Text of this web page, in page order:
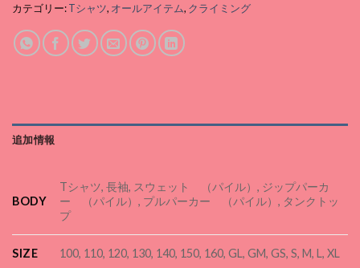
カテゴリー:Tシャツ, オールアイテム, クライミング
追加情報
BODY
Tシャツ, 長袖, スウェット （パイル）, ジップパーカ
ー （パイル）, プルパーカー （パイル）, タンクトッ
プ
SIZE 100, 110, 120, 130, 140, 150, 160, GL, GM, GS, S, M, L, XL